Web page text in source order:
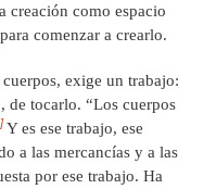
creación como espacio
comenzar a crearlo.
exige un trabajo:
de tocarlo. “Los cuerpos
Y es ese trabajo, ese
a las mercancías y a las
por ese trabajo. Ha